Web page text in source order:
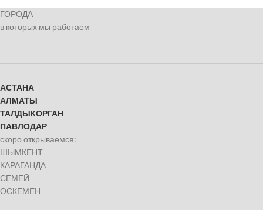
ГОРОДА
в которых мы работаем
АСТАНА
АЛМАТЫ
ТАЛДЫКОРГАН
ПАВЛОДАР
скоро открываемся:
ШЫМКЕНТ
КАРАГАНДА
СЕМЕЙ
ОСКЕМЕН